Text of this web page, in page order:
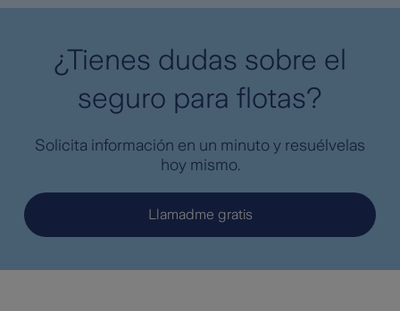
¿Tienes dudas sobre el
seguro para flotas?
Solicita información en un minuto y resuélvelas
hoy mismo.
Llamadme gratis